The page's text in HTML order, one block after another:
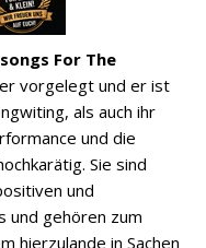
For The
vorgelegt und er ist
als auch ihr
und die
Sie sind
und
und gehören zum
hierzulande in Sachen